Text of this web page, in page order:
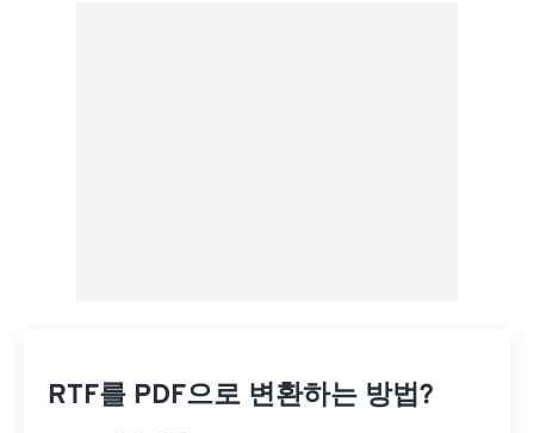
RTF를 PDF으로 변환하는 방법?